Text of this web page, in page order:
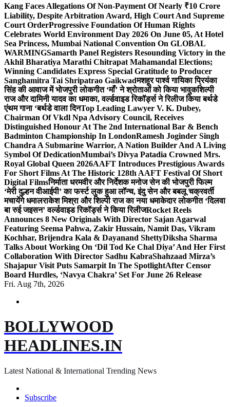
Kang Faces Allegations Of Non-Payment Of Nearly ₹10 Crore
Liability, Despite Arbitration Award, High Court And Supreme
Court OrderProgressive Foundation Of Human Rights
Celebrates World Environment Day 2026 On June 05, At Hotel
Sea Princess, Mumbai National Convention On GLOBAL
WARMINGSamarth Panel Registers Resounding Victory in the
Akhil Bharatiya Marathi Chitrapat Mahamandal Elections;
Winning Candidates Express Special Gratitude to Producer
Sanghamitra Tai Shripatrao Gaikwadमशहूर पार्श्व गायिका प्रियंका
सिंह की आवाज में भोजपुरी लोकगीत ‘माँ’ ने श्रोताओं को किया भावुकशिल्पी
राज और दामिनी यादव का धमाका, वर्ल्डवाइड रिकॉर्ड्स ने रिलीज किया बर्थडे
एंथम गाना ‘बर्थडे वाला दिनTop Leading Lawyer V. K. Dubey,
Chairman Of Vkdl Npa Advisory Council, Receives
Distinguished Honour At The 2nd International Bar & Bench
Badminton Championship In LondonRamesh Joginder Singh
Chandra A Submarine Warrior, A Nation Builder And A Living
Symbol Of DedicationMumbai’s Divya Patadia Crowned Mrs.
Royal Global Queen 2026AAFT Introduces Prestigious Awards
For Short Films At The Historic 128th AAFT Festival Of Short
Digital Filmsनिर्माता धरमवीर और निर्देशक मनोज सेन की भोजपुरी फिल्म
‘मेरी दुल्हन वीआईपी’ का फर्स्ट लुक हुआ लॉन्च, इंदु सेन और बबलू चक्रवर्ती
मचायेंगे धमालराकेश मिश्रा और शिल्पी राज का नया धमाकेदार लोकगीत ‘दिलवा
बा रुई जइसन’ वर्ल्डवाइड रिकॉर्ड्स ने किया रिलीजRocket Reels
Announces 8 New Originals With Director Sajan Agarwal
Featuring Seema Pahwa, Zakir Hussain, Namit Das, Vikram
Kochhar, Brijendra Kala & Dayanand ShettyDiksha Sharma
Talks About Working On ‘Dil Tod Ke Chal Diya’ And Her First
Collaboration With Director Sadhu KabraShahzaad Mirza’s
Shajapur Visit Puts Samarpit In The SpotlightAfter Censor
Board Hurdles, ‘Navya Chakra’ Set For June 26 Release
Fri. Aug 7th, 2026
BOLLYWOOD
HEADLINES.IN
Latest National & International Trending News
Subscribe